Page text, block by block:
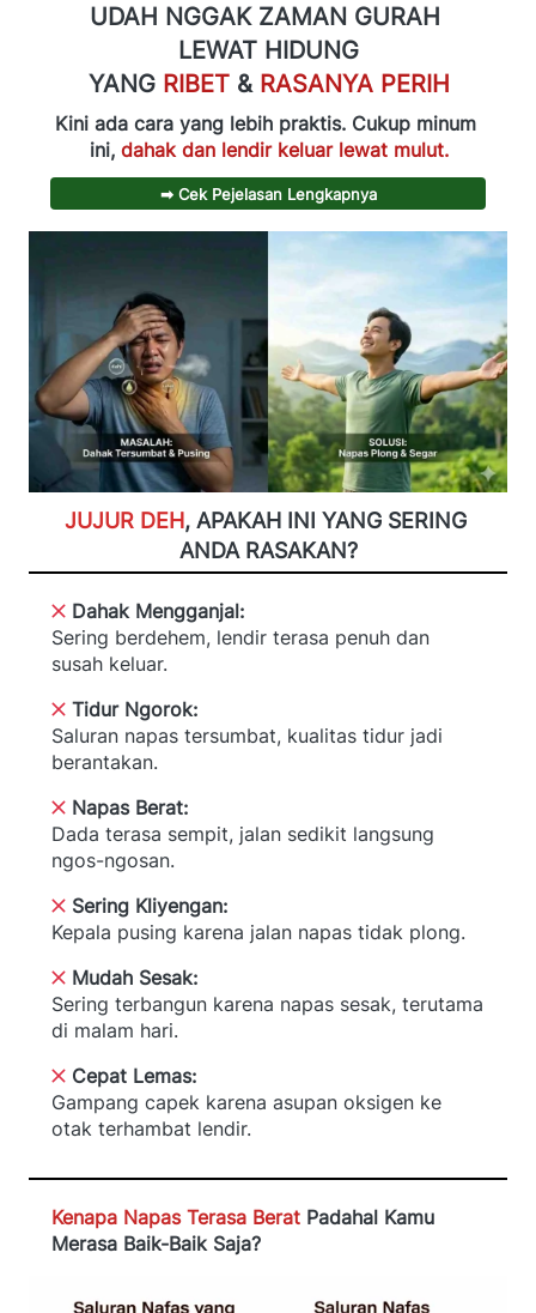
UDAH NGGAK ZAMAN GURAH
LEWAT HIDUNG
YANG RIBET & RASANYA PERIH
Kini ada cara yang lebih praktis. Cukup minum
ini, dahak dan lendir keluar lewat mulut.
`
➡ Cek Pejelasan Lengkapnya
JUJUR DEH, APAKAH INI YANG SERING
ANDA RASAKAN?
Dahak Mengganjal:
Sering berdehem, lendir terasa penuh dan
susah keluar.
Tidur Ngorok:
Saluran napas tersumbat, kualitas tidur jadi
berantakan.
Napas Berat:
Dada terasa sempit, jalan sedikit langsung
ngos-ngosan.
Sering Kliyengan:
Kepala pusing karena jalan napas tidak plong.
Mudah Sesak:
Sering terbangun karena napas sesak, terutama
di malam hari.
Cepat Lemas:
Gampang capek karena asupan oksigen ke
otak terhambat lendir.
Kenapa Napas Terasa Berat Padahal Kamu
Merasa Baik-Baik Saja?